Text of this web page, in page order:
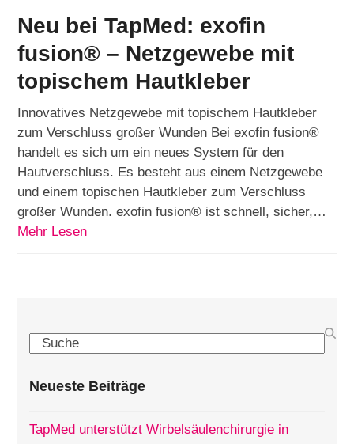
Neu bei TapMed: exofin
fusion® – Netzgewebe mit
topischem Hautkleber
Innovatives Netzgewebe mit topischem Hautkleber
zum Verschluss großer Wunden Bei exofin fusion®
handelt es sich um ein neues System für den
Hautverschluss. Es besteht aus einem Netzgewebe
und einem topischen Hautkleber zum Verschluss
großer Wunden. exofin fusion® ist schnell, sicher,…
Mehr Lesen
Search
Neueste Beiträge
TapMed unterstützt Wirbelsäulenchirurgie in